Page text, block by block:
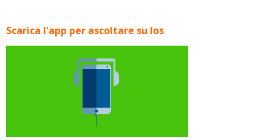
Scarica l'app per ascoltare su Ios